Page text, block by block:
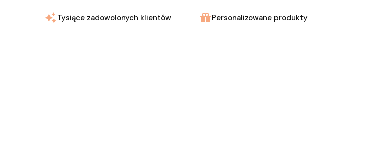
Tysiące zadowolonych klientów Personalizowane produkty